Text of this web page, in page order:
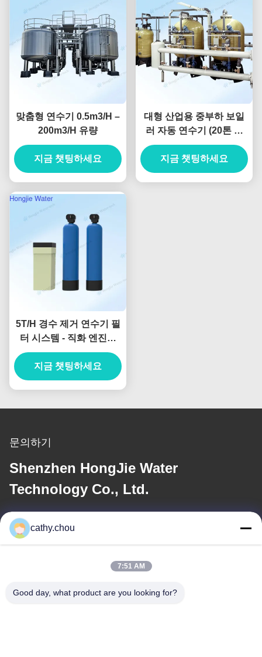
맞춤형 연수기 0.5m3/H –
200m3/H 유량
지금 챗팅하세요
대형 산업용 중부하 보일
러 자동 연수기 (20톤 용
량)
지금 챗팅하세요
5T/H 경수 제거 연수기 필
터 시스템 - 직화 엔진용
고효율
지금 챗팅하세요
문의하기
Shenzhen HongJie Water
Technology Co., Ltd.
이메일
cathy@szhjwater.com
우리 주소
cathy.chou
7:51 AM
Good day, what product are you looking for?